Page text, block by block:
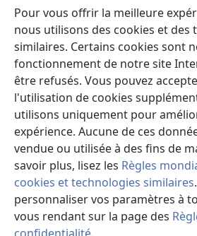
Pour vous offrir la meilleure
nous utilisons des cookies et des
similaires. Certains cookies sont
fonctionnement de notre site
être refusés. Vous pouvez
l'utilisation de cookies
utilisons uniquement pour
expérience. Aucune de ces
vendue ou utilisée à des fins de
savoir plus, lisez les Règles
cookies et technologies similaires
personnaliser vos paramètres à
vous rendant sur la page des
Video
Maimiraa
Te mau ô
(opens
new
window)VAIRAA PAPAI NATIRARA Watchtower
(opens
new
window)JW Hub ®
(opens
new
window)
Copyright© 2026 Watch Tower Bible and
PARAU NO TE FAAOHIPARAA